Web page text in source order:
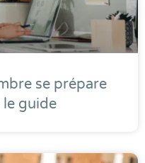
se prépare
le guide